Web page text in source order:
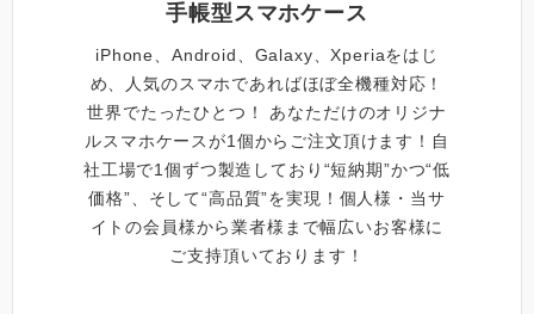
手帳型スマホケース
iPhone、Android、Galaxy、Xperiaをはじ
め、人気のスマホであればほぼ全機種対応！
世界でたったひとつ！ あなただけのオリジナ
ルスマホケースが1個からご注文頂けます！自
社工場で1個ずつ製造しており“短納期”かつ“低
価格”、そして“高品質”を実現！個人様・当サ
イトの会員様から業者様まで幅広いお客様に
ご支持頂いております！